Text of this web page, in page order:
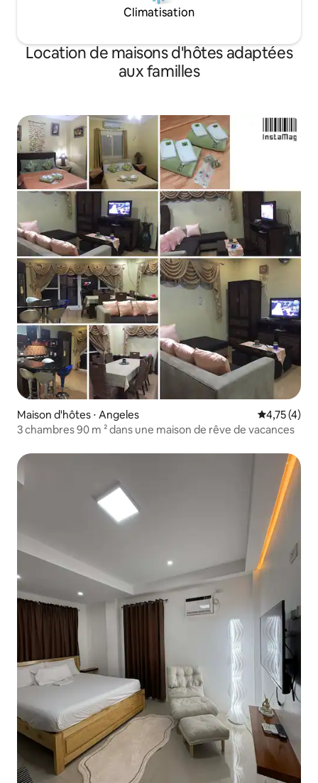
Climatisation
Location de maisons d'hôtes adaptées
aux familles
Maison d'hôtes ⋅ Angeles Évaluation
4,75 (4)
3 chambres 90 m ² dans une maison de rêve de vacances